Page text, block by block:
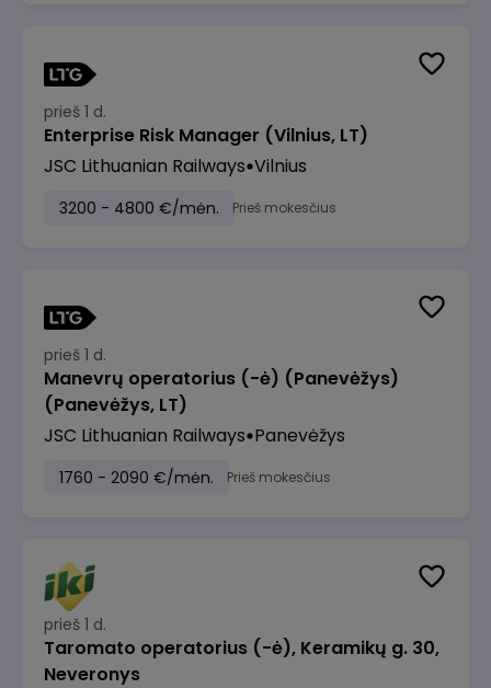
prieš 1 d.
Enterprise Risk Manager (Vilnius, LT)
JSC Lithuanian Railways Vilnius
3200 - 4800 €/mėn. Prieš mokesčius
prieš 1 d.
Manevrų operatorius (-ė) (Panevėžys)
(Panevėžys, LT)
JSC Lithuanian Railways Panevėžys
1760 - 2090 €/mėn. Prieš mokesčius
prieš 1 d.
Taromato operatorius (-ė), Keramikų g. 30,
Neveronys